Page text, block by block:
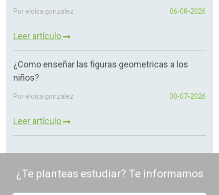
Por eloisa.gonzalez 06-08-2026
Leer artículo
¿Como enseñar las figuras geometricas a los
niños?
Por eloisa.gonzalez 30-07-2026
Leer artículo
¿Te planteas estudiar? Te informamos